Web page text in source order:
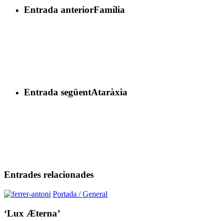
Entrada anteriorFamília
Entrada següentAtaràxia
Entrades relacionades
Portada / General
‘Lux Æterna’